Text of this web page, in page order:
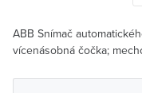
ABB Snímač
vícenásobná čočka;